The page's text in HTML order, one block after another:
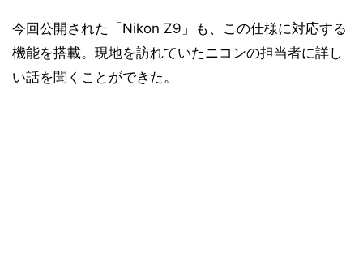
今回公開された「Nikon Z9」も、この仕様に対応する
機能を搭載。現地を訪れていたニコンの担当者に詳し
い話を聞くことができた。